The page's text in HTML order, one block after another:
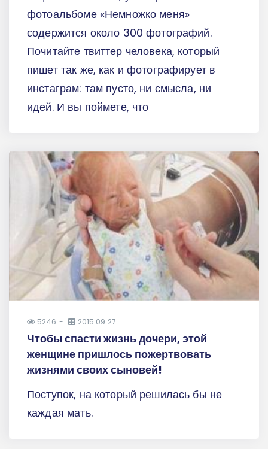
фотоальбоме «Немножко меня»
содержится около 300 фотографий.
Почитайте твиттер человека, который
пишет так же, как и фотографирует в
инстаграм: там пусто, ни смысла, ни
идей. И вы поймете, что
5246 2015.09.27
Чтобы спасти жизнь дочери, этой
женщине пришлось пожертвовать
жизнями своих сыновей!
Поступок, на который решилась бы не
каждая мать.